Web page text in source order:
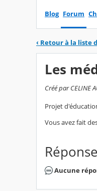
Blog Forum
‹ Retour à la liste
Les
Créé par CELINE
Projet
Vous avez fait
Aucune